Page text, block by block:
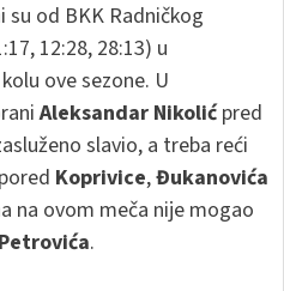
su od BKK Radničkog
12:28, 28:13) u
ove sezone. U
Aleksandar Nikolićpred
slavio, a treba reći
Koprivice,Đukanovića
na ovom meča nije mogao
.